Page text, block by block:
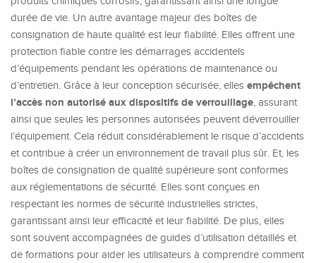
durée de vie. Un autre avantage majeur des boîtes de
consignation de haute qualité est leur fiabilité. Elles offrent une
protection fiable contre les démarrages accidentels
d’équipements pendant les opérations de maintenance ou
d’entretien. Grâce à leur conception sécurisée, elles empêchent
l’accès non autorisé aux dispositifs de verrouillage, assurant
ainsi que seules les personnes autorisées peuvent déverrouiller
l’équipement. Cela réduit considérablement le risque d’accidents
et contribue à créer un environnement de travail plus sûr. Et, les
boîtes de consignation de qualité supérieure sont conformes
aux réglementations de sécurité. Elles sont conçues en
respectant les normes de sécurité industrielles strictes,
garantissant ainsi leur efficacité et leur fiabilité. De plus, elles
sont souvent accompagnées de guides d’utilisation détaillés et
de formations pour aider les utilisateurs à comprendre comment